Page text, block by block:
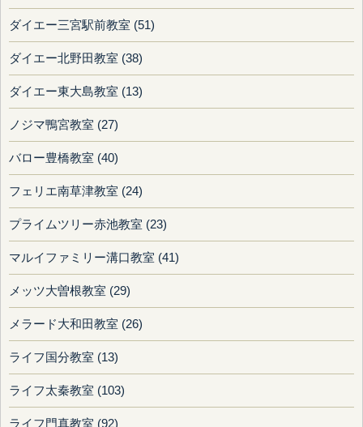
ダイエー三宮駅前教室 (51)
ダイエー北野田教室 (38)
ダイエー東大島教室 (13)
ノジマ鴨宮教室 (27)
バロー豊橋教室 (40)
フェリエ南草津教室 (24)
プライムツリー赤池教室 (23)
マルイファミリー溝口教室 (41)
メッツ大曽根教室 (29)
メラード大和田教室 (26)
ライフ国分教室 (13)
ライフ太秦教室 (103)
ライフ門真教室 (92)